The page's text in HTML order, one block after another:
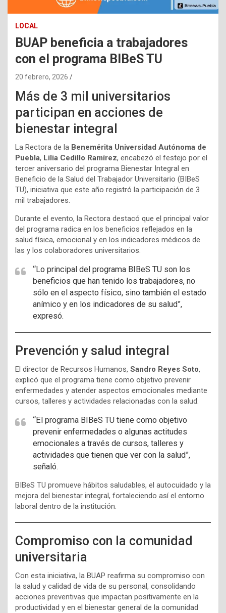
LOCAL
BUAP beneficia a trabajadores
con el programa BIBeS TU
20 febrero, 2026
Más de 3 mil universitarios
participan en acciones de
bienestar integral
La Rectora de la Benemérita Universidad Autónoma de
Puebla, Lilia Cedillo Ramírez, encabezó el festejo por el
tercer aniversario del programa Bienestar Integral en
Beneficio de la Salud del Trabajador Universitario (BIBeS
TU), iniciativa que este año registró la participación de 3
mil trabajadores.
Durante el evento, la Rectora destacó que el principal valor
del programa radica en los beneficios reflejados en la
salud física, emocional y en los indicadores médicos de
las y los colaboradores universitarios.
“Lo principal del programa BIBeS TU son los
beneficios que han tenido los trabajadores, no
sólo en el aspecto físico, sino también el estado
anímico y en los indicadores de su salud”,
expresó.
Prevención y salud integral
El director de Recursos Humanos, Sandro Reyes Soto,
explicó que el programa tiene como objetivo prevenir
enfermedades y atender aspectos emocionales mediante
cursos, talleres y actividades relacionadas con la salud.
“El programa BIBeS TU tiene como objetivo
prevenir enfermedades o algunas actitudes
emocionales a través de cursos, talleres y
actividades que tienen que ver con la salud”,
señaló.
BIBeS TU promueve hábitos saludables, el autocuidado y la
mejora del bienestar integral, fortaleciendo así el entorno
laboral dentro de la institución.
Compromiso con la comunidad
universitaria
Con esta iniciativa, la BUAP reafirma su compromiso con
la salud y calidad de vida de su personal, consolidando
acciones preventivas que impactan positivamente en la
productividad y en el bienestar general de la comunidad